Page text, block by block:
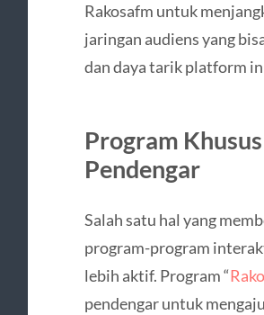
Rakosafm untuk
jaringan audiens yang
dan daya tarik platform
Program
Pendengar
Salah satu hal yang
program-program
lebih aktif. Program “
pendengar untuk